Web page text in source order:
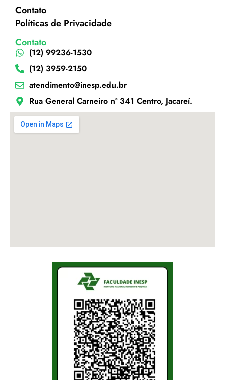
Contato
Políticas de Privacidade
Contato
(12) 99236-1530
(12) 3959-2150
atendimento@inesp.edu.br
Rua General Carneiro nº 341 Centro, Jacareí.